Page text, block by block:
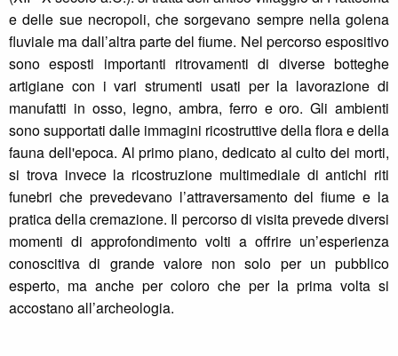
e delle sue necropoli, che sorgevano sempre nella golena
fluviale ma dall’altra parte del fiume. Nel percorso espositivo
sono esposti importanti ritrovamenti di diverse botteghe
artigiane con i vari strumenti usati per la lavorazione di
manufatti in osso, legno, ambra, ferro e oro. Gli ambienti
sono supportati dalle immagini ricostruttive della flora e della
fauna dell'epoca. Al primo piano, dedicato al culto dei morti,
si trova invece la ricostruzione multimediale di antichi riti
funebri che prevedevano l’attraversamento del fiume e la
pratica della cremazione. Il percorso di visita prevede diversi
momenti di approfondimento volti a offrire un’esperienza
conoscitiva di grande valore non solo per un pubblico
esperto, ma anche per coloro che per la prima volta si
accostano all’archeologia.